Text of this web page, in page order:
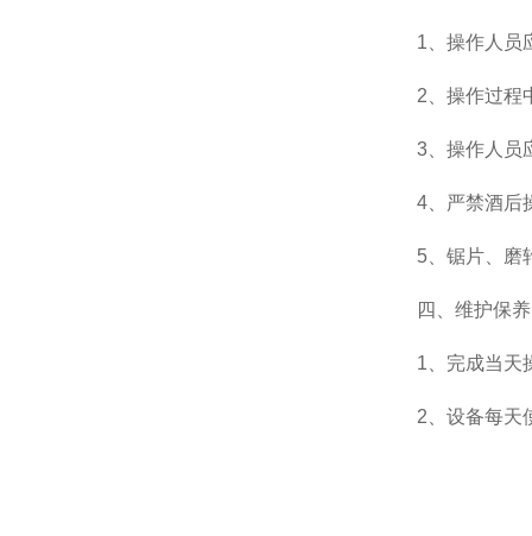
1、操作人员
2、操作过程
3、操作人员
4、严禁酒后
5、锯片、磨
四、维护保养
1、完成当天
2、设备每天